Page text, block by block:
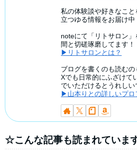
私の体験談や好きなこ
立つゆる情報をお届け中
noteにて「リトサロン
間と切磋琢磨してます！
▶リトサロンとは？
ブログを書くのも読むの
Xでも日常的にふざけて
でいただけるとうれしい
▶山本りとの詳しいプロ
☆こんな記事も読まれていま